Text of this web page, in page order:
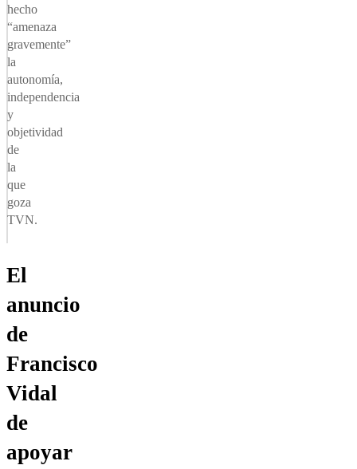
hecho
“amenaza
gravemente”
la
autonomía,
independencia
y
objetividad
de
la
que
goza
TVN.
El
anuncio
de
Francisco
Vidal
de
apoyar